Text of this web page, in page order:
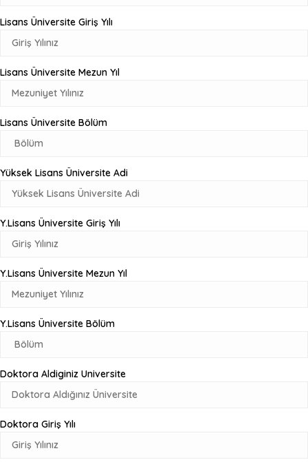
Lisans Üniversite Giriş Yılı
Lisans Üniversite Mezun Yıl
Lisans Üniversite Bölüm
Yüksek Lisans Üniversite Adi
Y.Lisans Üniversite Giriş Yılı
Y.Lisans Üniversite Mezun Yıl
Y.Lisans Üniversite Bölüm
Doktora Aldiginiz Universite
Doktora Giriş Yılı